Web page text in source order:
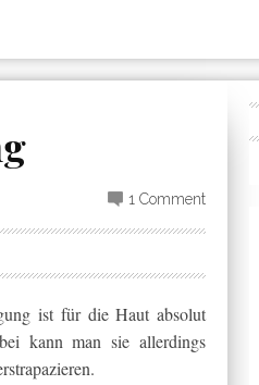
1 Comment
ist für die Haut absolut
kann man sie allerdings